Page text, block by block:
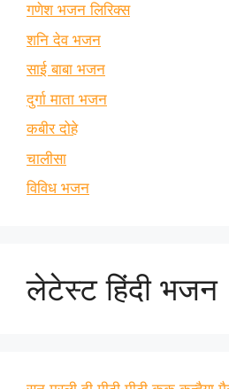
गणेश भजन लिरिक्स
शनि देव भजन
साई बाबा भजन
दुर्गा माता भजन
कबीर दोहे
चालीसा
विविध भजन
लेटेस्ट हिंदी भजन